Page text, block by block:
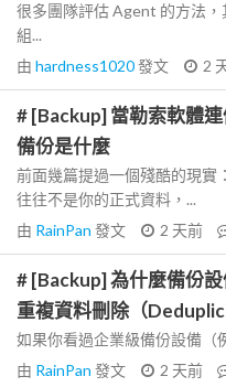
很多團隊評估 Agent 的方法
組...
由 hardness1020發文 2
# [Backup] 當勒索軟體
備份是什麼
前面幾篇提過一個殘酷的現實
往往不是你的正式資料，...
由 RainPan 發文 2 天前
# [Backup] 為什麼備份
重複資料刪除（
如果你看過企業級備份設備（
由 RainPan 發文 2 天前